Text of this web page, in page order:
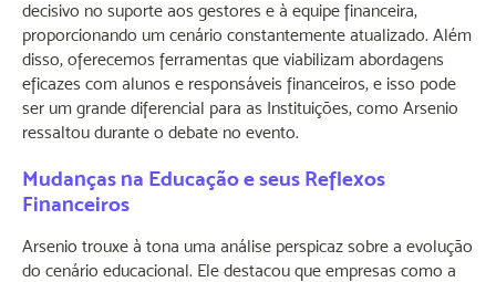
decisivo no suporte aos gestores e à equipe financeira,
proporcionando um cenário constantemente atualizado. Além
disso, oferecemos ferramentas que viabilizam abordagens
eficazes com alunos e responsáveis financeiros, e isso pode
ser um grande diferencial para as Instituições, como Arsenio
ressaltou durante o debate no evento.
Mudanças na Educação e seus Reflexos
Financeiros
Arsenio trouxe à tona uma análise perspicaz sobre a evolução
do cenário educacional. Ele destacou que empresas como a